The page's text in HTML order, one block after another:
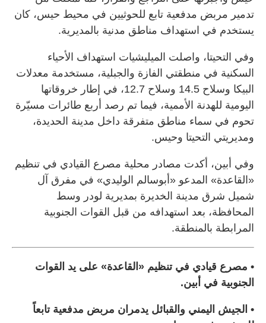
تدمير مربض مدفعية تابع للحوثيين في محيط حيس، كان
يستخدم في استهداف مناطق مدنية بالمديرية.
وفي التحيتا، واصلت الميليشيات استهداف الأحياء
السكنية في منطقتي الفازة والجبلية، مستخدمة معدلات
البيكا وسلاح 14.5 وسلاح 12.7، في إطار خروقاتها
اليومية للهدنة الأممية، فيما تم رصد أربع طائرات مسيّرة
تحوم في سماء مناطق متفرقة داخل مدينة الحديدة،
ومديريتي التحيتا وحيس.
وفي أبين، أكدت مصادر محلية مصرع القيادي في تنظيم
«القاعدة» المدعو «أبوسالم الوليدي» في مفرق آل
شميل شرق مدينة الخديرة بمديرية لودر وسط
المحافظة، بعد استهدافه من قبل القوات الجنوبية
المرابطة بالمنطقة.
• مصرع قيادي في تنظيم «القاعدة» على يد القوات
الجنوبية في أبين.
• الجيش اليمني والقبائل يدمران مربض مدفعية تابعاً